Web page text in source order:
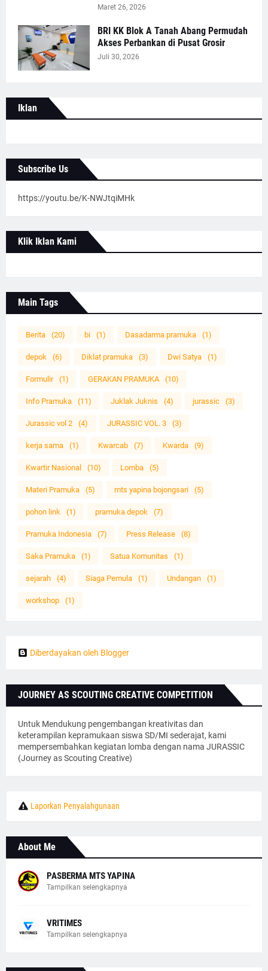
Maret 26, 2026
BRI KK Blok A Tanah Abang Permudah
Akses Perbankan di Pusat Grosir
Juli 30, 2026
Iklan
Subscribe Us
https://youtu.be/K-NWJtqiMHk
Klik Iklan Kami
Main Tags
Berita (20) bi (1) Dasadarma pramuka (1)
depok (6) Diklat pramuka (3) Dwi Satya (1)
Formulir (1) GERAKAN PRAMUKA (10)
Info Pramuka (11) Juklak Juknis (4) jurassic (3)
Jurassic vol 2 (4) JURASSIC VOL. 3 (3)
kerja sama (1) Kwarcab (7) Kwarda (9)
Kwartir Nasional (10) Lomba (5)
Materi Pramuka (5) mts yapina bojongsari (5)
pohon link (1) pramuka depok (7)
Pramuka Indonesia (7) Press Release (8)
Saka Pramuka (1) Satua Komunitas (1)
sejarah (4) Siaga Pemula (1) Undangan (1)
workshop (1)
Diberdayakan oleh Blogger
JOURNEY AS SCOUTING CREATIVE COMPETITION
Untuk Mendukung pengembangan kreativitas dan
keterampilan kepramukaan siswa SD/MI sederajat, kami
mempersembahkan kegiatan lomba dengan nama JURASSIC
(Journey as Scouting Creative)
Laporkan Penyalahgunaan
About Me
PASBERMA MTS YAPINA
Tampilkan selengkapnya
VRITIMES
Tampilkan selengkapnya